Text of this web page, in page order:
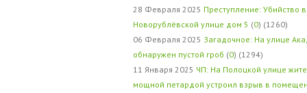
28 Февраля 2025 Преступление: Убийство
Новорублёвской улице дом 5 (0) (1260)
06 Февраля 2025 Загадочное: На улице
обнаружен пустой гроб (0) (1294)
11 Января 2025 ЧП: На Полоцкой улице
мощной петардой устроил взрыв в